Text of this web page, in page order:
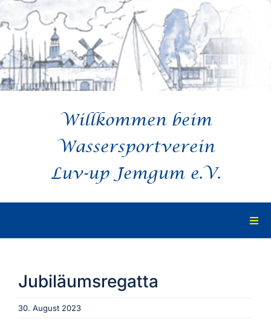
Inhalt
springen
Willkommen beim
Wassersportverein
Luv-up Jemgum e.V.
Jubiläumsregatta
30. August 2023